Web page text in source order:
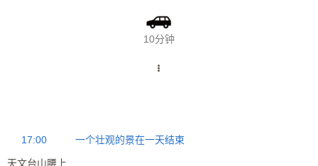
10分钟
17:00 一个壮观的景在一天结束
天文台山腰上